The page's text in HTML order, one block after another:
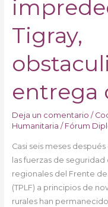
Tigray,
entrega
Deja un comentario /
Humanitaria / Fórum
Casi seis meses
las fuerzas de
regionales del Frente
(TPLF) a principios de
rurales han